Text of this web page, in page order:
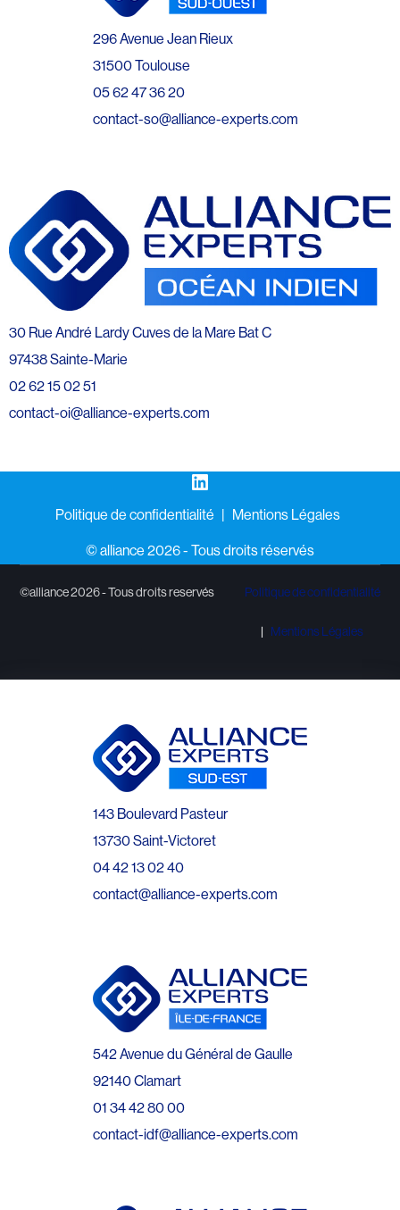
296 Avenue Jean Rieux
31500 Toulouse
05 62 47 36 20
contact-so@alliance-experts.com
30 Rue André Lardy Cuves de la Mare Bat C
97438 Sainte-Marie
02 62 15 02 51
contact-oi@alliance-experts.com
LinkedIn
Politique de confidentialité Mentions Légales
©️ alliance 2026 - Tous droits réservés
©alliance 2026 - Tous droits reservés Politique de confidentialité
Mentions Légales
143 Boulevard Pasteur
13730 Saint-Victoret
04 42 13 02 40
contact@alliance-experts.com
542 Avenue du Général de Gaulle
92140 Clamart
01 34 42 80 00
contact-idf@alliance-experts.com